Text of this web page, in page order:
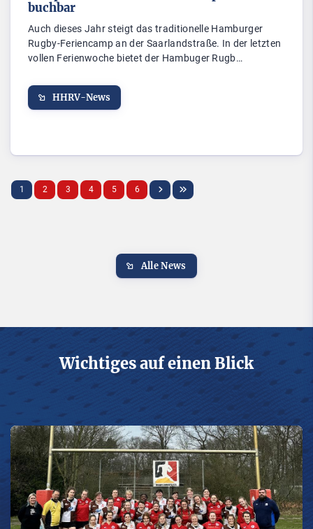
buchbar
Auch dieses Jahr steigt das traditionelle Hamburger
Rugby-Feriencamp an der Saarlandstraße. In der letzten
vollen Ferienwoche bietet der Hambuger Rugb…
HHRV-News
1 2 3 4 5 6
Alle News
Wichtiges auf einen Blick